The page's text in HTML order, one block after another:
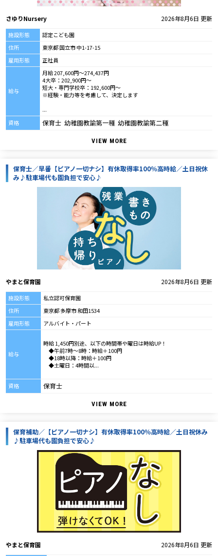
さゆりNursery 2026年8月6日 更新
施設形態
認定こども園
住所
東京都 国立市 中1-17-15
雇用形態
正社員
給与
月給 207,600円～274,437円
4大卒：202,900円～
短大・専門学校卒：192,600円～
※経験・能力等を考慮して、決定します
...
資格
保育士 幼稚園教諭第一種 幼稚園教諭第二種
VIEW MORE
保育士／早番【ピアノ一切ナシ】有休取得率100％高時給／土日祝休
み♪駐車場代も園負担で安心♪
やまと保育園 2026年8月6日 更新
施設形態
私立認可保育園
住所
東京都 多摩市 和田1534
雇用形態
アルバイト・パート
給与
時給 1,450円別途、以下の時間帯や曜日は時給UP！
◆午前7時～8時：時給＋100円
◆18時以降：時給＋100円
◆土曜日：4時間以...
資格 保育士
VIEW MORE
保育補助／【ピアノ一切ナシ】有休取得率100％高時給／土日祝休み
♪駐車場代も園負担で安心♪
やまと保育園 2026年8月6日 更新